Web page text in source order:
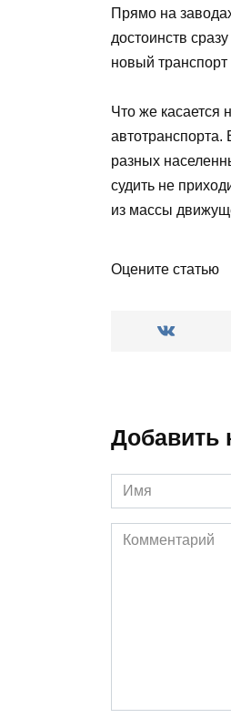
Прямо на
достоинств
новый
Что же касается
автотранспорта.
разных
судить не
из массы
Оцените статью
Добавить
Имя
*
Комментарий